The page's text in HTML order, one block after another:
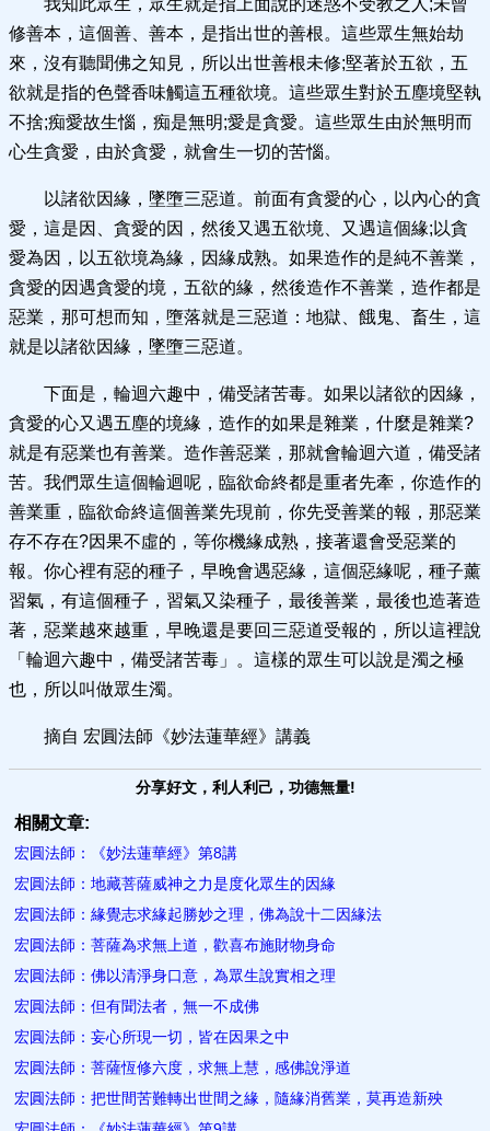
我知此眾生，眾生就是指上面說的迷惑不受教之人;未曾
修善本，這個善、善本，是指出世的善根。這些眾生無始劫
來，沒有聽聞佛之知見，所以出世善根未修;堅著於五欲，五
欲就是指的色聲香味觸這五種欲境。這些眾生對於五塵境堅執
不捨;痴愛故生惱，痴是無明;愛是貪愛。這些眾生由於無明而
心生貪愛，由於貪愛，就會生一切的苦惱。
以諸欲因緣，墜墮三惡道。前面有貪愛的心，以內心的貪
愛，這是因、貪愛的因，然後又遇五欲境、又遇這個緣;以貪
愛為因，以五欲境為緣，因緣成熟。如果造作的是純不善業，
貪愛的因遇貪愛的境，五欲的緣，然後造作不善業，造作都是
惡業，那可想而知，墮落就是三惡道：地獄、餓鬼、畜生，這
就是以諸欲因緣，墜墮三惡道。
下面是，輪迴六趣中，備受諸苦毒。如果以諸欲的因緣，
貪愛的心又遇五塵的境緣，造作的如果是雜業，什麼是雜業?
就是有惡業也有善業。造作善惡業，那就會輪迴六道，備受諸
苦。我們眾生這個輪迴呢，臨欲命終都是重者先牽，你造作的
善業重，臨欲命終這個善業先現前，你先受善業的報，那惡業
存不存在?因果不虛的，等你機緣成熟，接著還會受惡業的
報。你心裡有惡的種子，早晚會遇惡緣，這個惡緣呢，種子薰
習氣，有這個種子，習氣又染種子，最後善業，最後也造著造
著，惡業越來越重，早晚還是要回三惡道受報的，所以這裡說
「輪迴六趣中，備受諸苦毒」。這樣的眾生可以說是濁之極
也，所以叫做眾生濁。
摘自 宏圓法師《妙法蓮華經》講義
分享好文，利人利己，功德無量!
相關文章:
宏圓法師：《妙法蓮華經》第8講
宏圓法師：地藏菩薩威神之力是度化眾生的因緣
宏圓法師：緣覺志求緣起勝妙之理，佛為說十二因緣法
宏圓法師：菩薩為求無上道，歡喜布施財物身命
宏圓法師：佛以清淨身口意，為眾生說實相之理
宏圓法師：但有聞法者，無一不成佛
宏圓法師：妄心所現一切，皆在因果之中
宏圓法師：菩薩恆修六度，求無上慧，感佛說淨道
宏圓法師：把世間苦難轉出世間之緣，隨緣消舊業，莫再造新殃